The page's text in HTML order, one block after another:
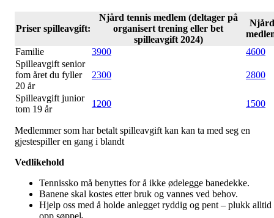
Priser spilleavgift:
Njård tennis medlem (deltager på
organisert trening eller bet
spilleavgift 2024)
Njård
Familie
3900
4600
Spilleavgift senior
fom året du fyller
20 år
2300 2800
Spilleavgift junior
tom 19 år
1200 1500
Medlemmer som har betalt spilleavgift kan kan ta med seg en
gjestespiller en gang i blandt
Vedlikehold
Tennissko må benyttes for å ikke ødelegge banedekke.
Banene skal kostes etter bruk og vannes ved behov.
Hjelp oss med å holde anlegget ryddig og pent – plukk alltid
opp søppel.